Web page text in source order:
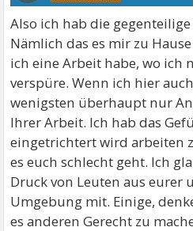
Also ich hab die
Nämlich das es mir zu
ich eine Arbeit habe, wo ich
verspüre. Wenn ich hier
wenigsten überhaupt nur
Ihrer Arbeit. Ich hab das
eingetrichtert wird arbeiten
es euch schlecht geht. Ich
Druck von Leuten aus eurer
Umgebung mit. Einige,
es anderen Gerecht zu